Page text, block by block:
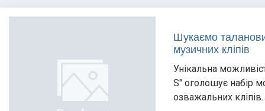
Шукаємо
музичних кліпів
Унікальна
S" оголошує набір
озважальних